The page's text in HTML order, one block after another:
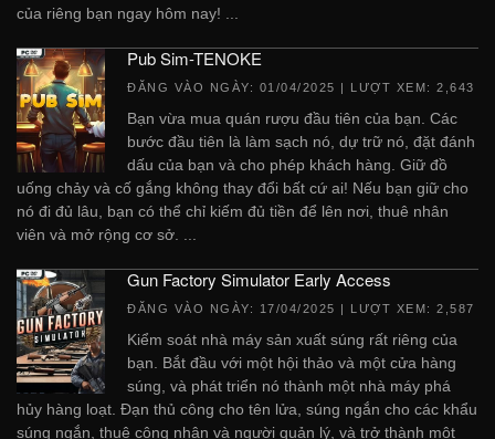
của riêng bạn ngay hôm nay! ...
Pub Sim-TENOKE
ĐĂNG VÀO NGÀY: 01/04/2025 | LƯỢT XEM: 2,643
Bạn vừa mua quán rượu đầu tiên của bạn. Các
bước đầu tiên là làm sạch nó, dự trữ nó, đặt đánh
dấu của bạn và cho phép khách hàng. Giữ đồ
uống chảy và cố gắng không thay đổi bất cứ ai! Nếu bạn giữ cho
nó đi đủ lâu, bạn có thể chỉ kiếm đủ tiền để lên nơi, thuê nhân
viên và mở rộng cơ sở. ...
Gun Factory Simulator Early Access
ĐĂNG VÀO NGÀY: 17/04/2025 | LƯỢT XEM: 2,587
Kiểm soát nhà máy sản xuất súng rất riêng của
bạn. Bắt đầu với một hội thảo và một cửa hàng
súng, và phát triển nó thành một nhà máy phá
hủy hàng loạt. Đạn thủ công cho tên lửa, súng ngắn cho các khẩu
súng ngắn, thuê công nhân và người quản lý, và trở thành một